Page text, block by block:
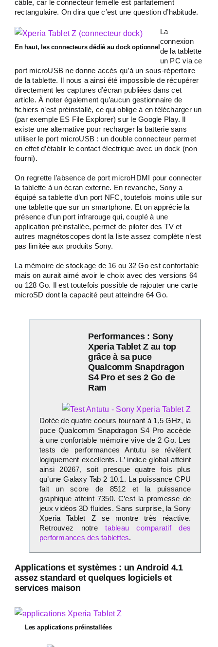
câble, car le connecteur femelle est parfaitement
rectangulaire. On dira que c’est une question d’habitude.
En haut, les connecteurs dédié au dock optionnel
La
connexion
de la tablette
un PC via ce
port microUSB ne donne accès qu’à un sous-répertoire
de la tablette. Il nous a ainsi été impossible de récupérer
directement les captures d’écran publiées dans cet
article. À noter également qu’aucun gestionnaire de
fichiers n’est préinstallé, ce qui oblige à en télécharger un
(par exemple ES File Explorer) sur le Google Play. Il
existe une alternative pour recharger la batterie sans
utiliser le port microUSB : un double connecteur permet
en effet d’établir le contact électrique avec un dock (non
fourni).
On regrette l’absence de port microHDMI pour connecter
la tablette à un écran externe. En revanche, Sony a
équipé sa tablette d’un port NFC, toutefois moins utile sur
une tablette que sur un smartphone. Et on apprécie la
présence d’un port infrarouge qui, couplé à une
application préinstallée, permet de piloter des TV et
autres magnétoscopes dont la liste assez complète n’est
pas limitée aux produits Sony.
La mémoire de stockage de 16 ou 32 Go est confortable
mais on aurait aimé avoir le choix avec des versions 64
ou 128 Go. Il est toutefois possible de rajouter une carte
microSD dont la capacité peut atteindre 64 Go.
Performances : Sony
Xperia Tablet Z au top
grâce à sa puce
Qualcomm Snapdragon
S4 Pro et ses 2 Go de
Ram
Dotée de quatre coeurs tournant à 1,5 GHz, la
puce Qualcomm Snapdragon S4 Pro accède
à une confortable mémoire vive de 2 Go. Les
tests de performances Antutu se révèlent
logiquement excellents. L’ indice global atteint
ainsi 20267, soit presque quatre fois plus
qu’une Galaxy Tab 2 10.1. La puissance CPU
fait un score de 8512 et la puissance
graphique atteint 7350. C’est la promesse de
jeux vidéos 3D fluides. Sans surprise, la Sony
Xperia Tablet Z se montre très réactive.
Retrouvez notretableau comparatif des
performances des tablettes.
Applications et systèmes : un Android 4.1
assez standard et quelques logiciels et
services maison
Les applications préinstallées